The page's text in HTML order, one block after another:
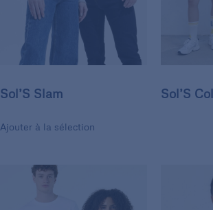
Sol’S Slam
Ajouter à la sélection
Sol’S